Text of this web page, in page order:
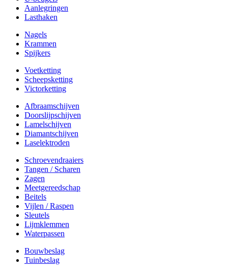
Aanlegringen
Lasthaken
Nagels
Krammen
Spijkers
Voetketting
Scheepsketting
Victorketting
Afbraamschijven
Doorslijpschijven
Lamelschijven
Diamantschijven
Laselektroden
Schroevendraaiers
Tangen / Scharen
Zagen
Meetgereedschap
Beitels
Vijlen / Raspen
Sleutels
Lijmklemmen
Waterpassen
Bouwbeslag
Tuinbeslag